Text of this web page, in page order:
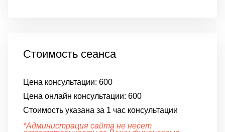
Стоимость сеанса
Цена консультации: 600
Цена онлайн консультации: 600
Стоимость указана за 1 час консультации
*Администрация сайта не несет